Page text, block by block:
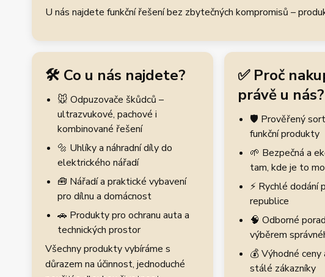
U nás najdete funkční řešení bez zbytečných kompromisů –
🛠️ Co u nás najdete?
🐭 Odpuzovače škůdců –
ultrazvukové, pachové i
kombinované řešení
🔩 Uhlíky a náhradní díly do
elektrického nářadí
🧰 Nářadí a praktické vybavení
pro dílnu a domácnost
🚗 Produkty pro ochranu auta a
technických prostor
Všechny produkty vybíráme s
důrazem na účinnost, jednoduché
✅ Proč
právě u nás?
🛡️ Prověřený
funkční produkty
🌱 Bezpečná a
tam, kde je to
⚡ Rychlé dodání
republice
🧠 Odborné
výběrem
💰 Výhodné ceny
stálé zákazníky